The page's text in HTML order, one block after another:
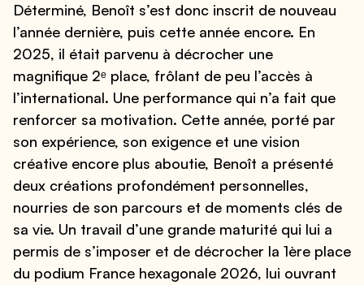
Déterminé, Benoît s’est donc inscrit de nouveau
l’année dernière, puis cette année encore. En
2025, il était parvenu à décrocher une
magnifique 2ᵉ place, frôlant de peu l’accès à
l’international. Une performance qui n’a fait que
renforcer sa motivation. Cette année, porté par
son expérience, son exigence et une vision
créative encore plus aboutie, Benoît a présenté
deux créations profondément personnelles,
nourries de son parcours et de moments clés de
sa vie. Un travail d’une grande maturité qui lui a
permis de s’imposer et de décrocher la 1ère place
du podium France hexagonale 2026, lui ouvrant